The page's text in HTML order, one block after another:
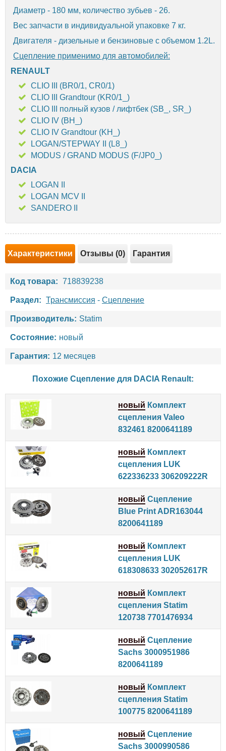
Диаметр - 180 мм, количество зубьев - 26.
Вес запчасти в индивидуальной упаковке 7 кг.
Двигателя - дизельные и бензиновые с объемом 1.2L.
Сцепление применимо для автомобилей:
RENAULT
CLIO III (BR0/1, CR0/1)
CLIO III Grandtour (KR0/1_)
CLIO III полный кузов / лифтбек (SB_, SR_)
CLIO IV (BH_)
CLIO IV Grandtour (KH_)
LOGAN/STEPWAY II (L8_)
MODUS / GRAND MODUS (F/JP0_)
DACIA
LOGAN II
LOGAN MCV II
SANDERO II
Характеристики Отзывы (0) Гарантия
Код товара: 718839238
Раздел: Трансмиссия - Сцепление
Производитель: Statim
Состояние: новый
Гарантия: 12 месяцев
Похожие Сцепление для DACIA Renault:
новый Комплект
сцепления Valeo
832461 8200641189
новый Комплект
сцепления LUK
622336233 306209222R
новый Сцепление
Blue Print ADR163044
8200641189
новый Комплект
сцепления LUK
618308633 302052617R
новый Комплект
сцепления Statim
120738 7701476934
новый Сцепление
Sachs 3000951986
8200641189
новый Комплект
сцепления Statim
100775 8200641189
новый Сцепление
Sachs 3000990586